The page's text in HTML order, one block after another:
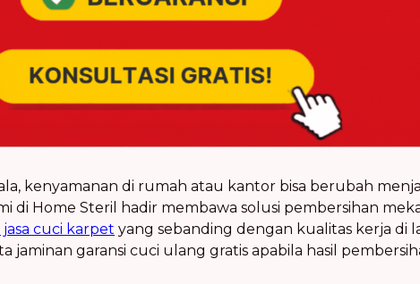
kenyamanan di rumah atau kantor bisa berubah
di Home Steril hadir membawa solusi pembersihan
jasa cuci karpet yang sebanding dengan kualitas kerja di
jaminan garansi cuci ulang gratis apabila hasil